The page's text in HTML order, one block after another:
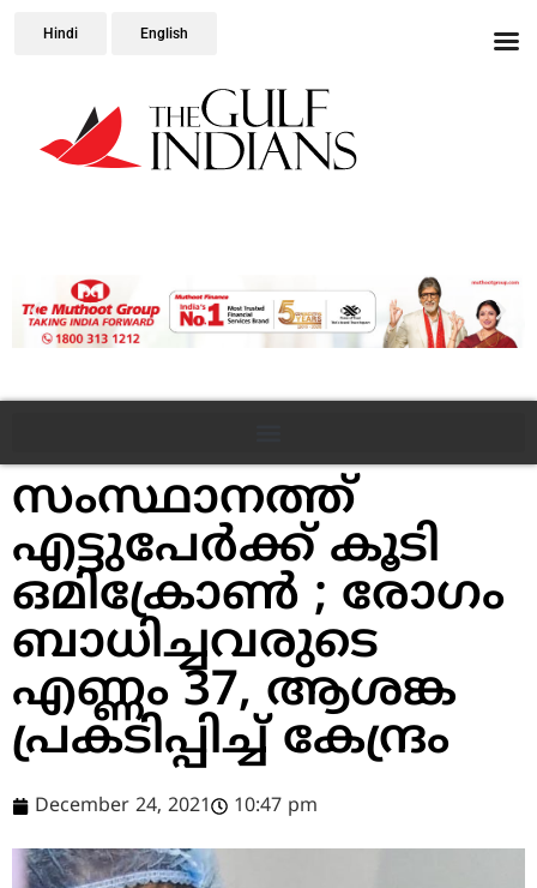
Hindi English
സംസ്ഥാനത്ത്
എട്ടുപേര്‍ക്ക് കൂടി
ഒമിക്രോണ്‍ ; രോഗം
ബാധിച്ചവരുടെ
എണ്ണം 37, ആശങ്ക
പ്രകടിപ്പിച്ച് കേന്ദ്രം
December 24, 2021 10:47 pm